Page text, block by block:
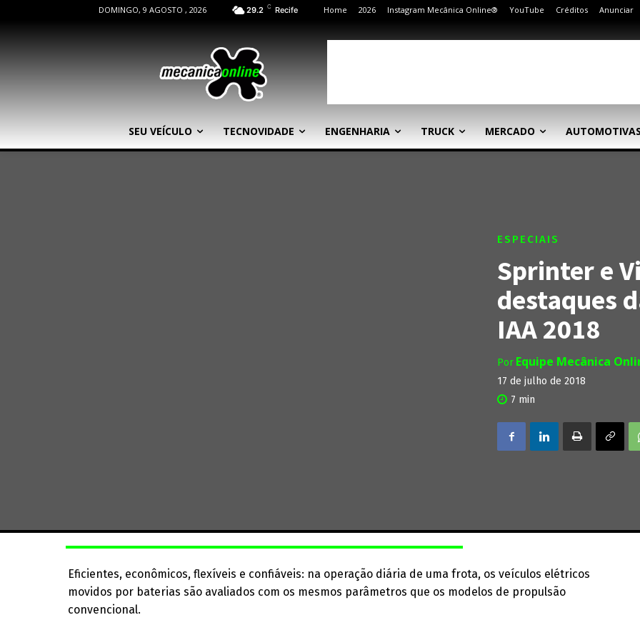
DOMINGO, 9 AGOSTO , 2026 29.2 C Recife Home 2026 Instagram Mecânica Online® YouTube Créditos Anunciar
SEU VEÍCULO TECNOVIDADE ENGENHARIA TRUCK MERCADO
ESPECIAIS
Sprinter e
destaques
IAA 2018
Por Equipe Mecânica
17 de julho de 2018
7 min
Eficientes, econômicos, flexíveis e confiáveis: na operação diária de uma frota, os veículos elétricos
movidos por baterias são avaliados com os mesmos parâmetros que os modelos de propulsão
convencional.